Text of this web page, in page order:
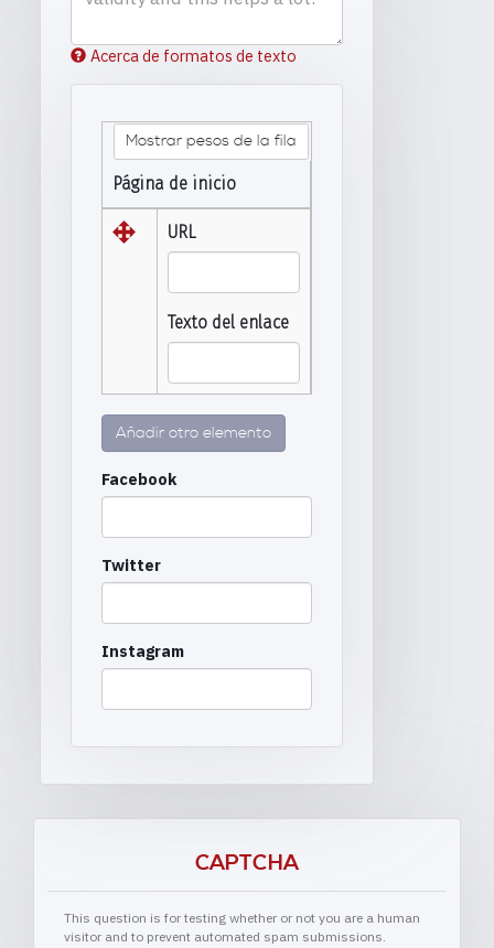
Acerca de formatos de texto
Mostrar pesos de la fila
Página de inicio
URL
Texto del enlace
Añadir otro elemento
Facebook
Twitter
Instagram
CAPTCHA
This question is for testing whether or not you are a human
visitor and to prevent automated spam submissions.